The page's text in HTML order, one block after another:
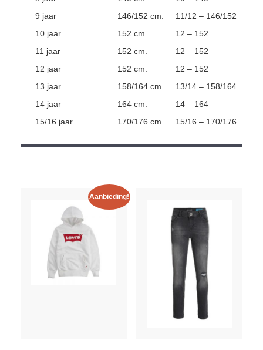
9 jaar
146/152 cm.
11/12 – 146/152
10 jaar
152 cm.
12 – 152
11 jaar
152 cm.
12 – 152
12 jaar
152 cm.
12 – 152
13 jaar
158/164 cm.
13/14 – 158/164
14 jaar
164 cm.
14 – 164
15/16 jaar
170/176 cm. 15/16 – 170/176
Aanbieding!